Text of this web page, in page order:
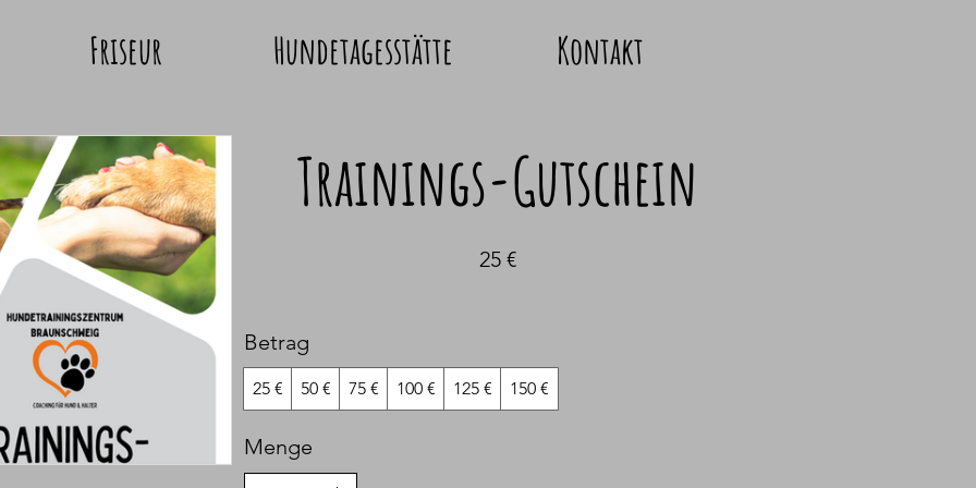
Friseur Hundetagesstätte Kontakt
Trainings-Gutschein
25 €
Betrag
25 € 50 € 75 € 100 € 125 € 150 €
Menge